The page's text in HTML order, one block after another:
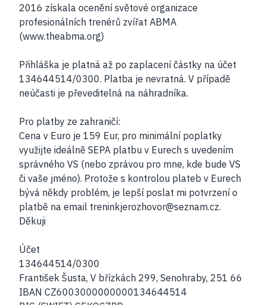
2016 získala ocenění světové organizace
profesionálních trenérů zvířat ABMA
(www.theabma.org)
Přihláška je platná až po zaplacení částky na účet
134644514/0300. Platba je nevratná. V případě
neúčasti je převeditelná na náhradníka.
Pro platby ze zahraničí:
Cena v Euro je 159 Eur, pro minimální poplatky
využijte ideálně SEPA platbu v Eurech s uvedením
správného VS (nebo zprávou pro mne, kde bude VS
či vaše jméno). Protože s kontrolou plateb v Eurech
bývá někdy problém, je lepší poslat mi potvrzení o
platbě na email treninkjerozhovor@seznam.cz.
Děkuji
Účet
134644514/0300
František Šusta, V břízkách 299, Senohraby, 251 66
IBAN CZ6003000000000134644514